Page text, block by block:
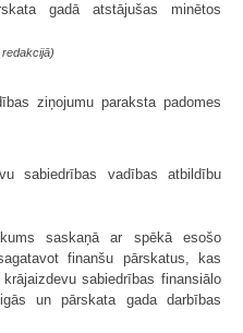
gadā atstājušas minētos
ziņojumu paraksta padomes
sabiedrības vadības atbildību
saskaņā ar spēkā esošo
finanšu pārskatus, kas
sabiedrības finansiālo
un pārskata gada darbības